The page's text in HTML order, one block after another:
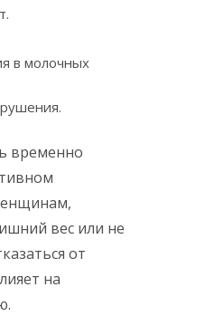
в молочных
временно
вес или не
от
на